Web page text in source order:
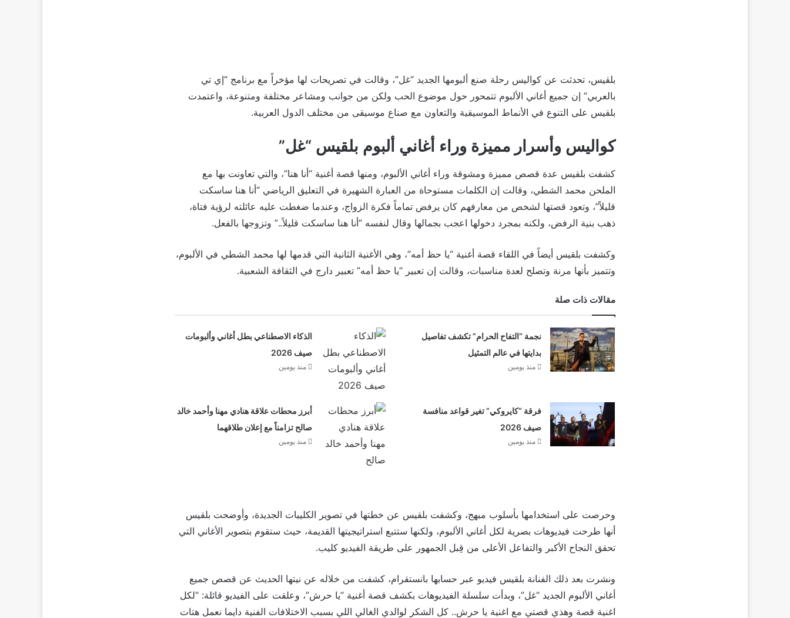
بلقيس، تحدثت عن كواليس رحلة صنع ألبومها الجديد “غل”، وقالت في تصريحات لها مؤخراً مع برنامج “إي تي
بالعربي” إن جميع أغاني الألبوم تتمحور حول موضوع الحب ولكن من جوانب ومشاعر مختلفة ومتنوعة، واعتمدت
بلقيس على التنوع في الأنماط الموسيقية والتعاون مع صناع موسيقى من مختلف الدول العربية.
كواليس وأسرار مميزة وراء أغاني ألبوم بلقيس “غل”
كشفت بلقيس عدة قصص مميزة ومشوقة وراء أغاني الألبوم، ومنها قصة أغنية “أنا هنا”، والتي تعاونت بها مع
الملحن محمد الشطي، وقالت إن الكلمات مستوحاة من العبارة الشهيرة في التعليق الرياضي “أنا هنا ساسكت
قليلاً”، وتعود قصتها لشخص من معارفهم كان يرفض تماماً فكرة الزواج، وعندما ضغطت عليه عائلته لرؤية فتاة،
ذهب بنية الرفض، ولكنه بمجرد دخولها اعجب بجمالها وقال لنفسه “أنا هنا ساسكت قليلاً..” وتزوجها بالفعل.
وكشفت بلقيس أيضاً في اللقاء قصة أغنية “يا حظ أمه”، وهي الأغنية الثانية التي قدمها لها محمد الشطي في الألبوم،
وتتميز بأنها مرنة وتصلح لعدة مناسبات، وقالت إن تعبير “يا حظ أمه” تعبير دارج في الثقافة الشعبية.
مقالات ذات صلة
نجمة “التفاح الحرام” تكشف تفاصيل
بدايتها في عالم التمثيل
منذ يومين
الذكاء الاصطناعي بطل أغاني وألبومات
صيف 2026
منذ يومين
فرقة “كايروكي” تغير قواعد منافسة
صيف 2026
منذ يومين
أبرز محطات علاقة هنادي مهنا وأحمد خالد
صالح تزامناً مع إعلان طلاقهما
منذ يومين
وحرصت على استخدامها بأسلوب مبهج، وكشفت بلقيس عن خطتها في تصوير الكليبات الجديدة، وأوضحت بلقيس
أنها طرحت فيديوهات بصرية لكل أغاني الألبوم، ولكنها ستتبع استراتيجيتها القديمة، حيث ستقوم بتصوير الأغاني التي
تحقق النجاح الأكبر والتفاعل الأعلى من قِبل الجمهور على طريقة الفيديو كليب.
ونشرت بعد ذلك الفنانة بلقيس فيديو عبر حسابها بانستقرام، كشفت من خلاله عن نيتها الحديث عن قصص جميع
أغاني الألبوم الجديد “غل”، وبدأت سلسلة الفيديوهات بكشف قصة أغنية “يا حرش”، وعلقت على الفيديو قائلة: “لكل
اغنية قصة وهذي قصتي مع اغنية يا حرش.. كل الشكر لوالدي الغالي اللي بسبب الاختلافات الفنية دايما نعمل هتات